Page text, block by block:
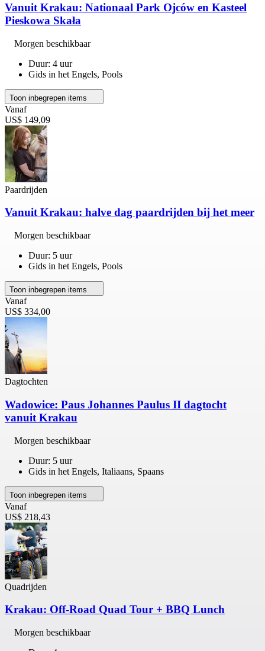
Vanuit Krakau: Nationaal Park Ojców en Kasteel
Pieskowa Skała
Morgen beschikbaar
Duur: 4 uur
Gids in het Engels, Pools
Toon inbegrepen items
Vanaf
US$ 149,09
Paardrijden
Vanuit Krakau: halve dag paardrijden bij het meer
Morgen beschikbaar
Duur: 5 uur
Gids in het Engels, Pools
Toon inbegrepen items
Vanaf
US$ 334,00
Dagtochten
Wadowice: Paus Johannes Paulus II dagtocht
vanuit Krakau
Morgen beschikbaar
Duur: 5 uur
Gids in het Engels, Italiaans, Spaans
Toon inbegrepen items
Vanaf
US$ 218,43
Quadrijden
Krakau: Off-Road Quad Tour + BBQ Lunch
Morgen beschikbaar